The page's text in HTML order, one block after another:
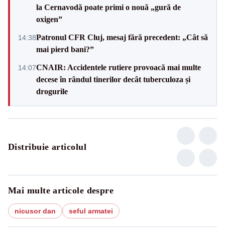
la Cernavodă poate primi o nouă „gură de
oxigen”
14:38Patronul CFR Cluj, mesaj fără precedent: „Cât să
mai pierd bani?”
14:07CNAIR: Accidentele rutiere provoacă mai multe
decese în rândul tinerilor decât tuberculoza și
drogurile
Distribuie articolul
Mai multe articole despre
nicusor dan seful armatei